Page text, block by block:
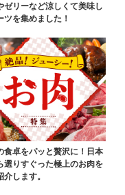
ゼリーなど涼しくて美味し
ツを集めました！
食卓をパッと贅沢に！日本
選りすぐった極上のお肉を
します。